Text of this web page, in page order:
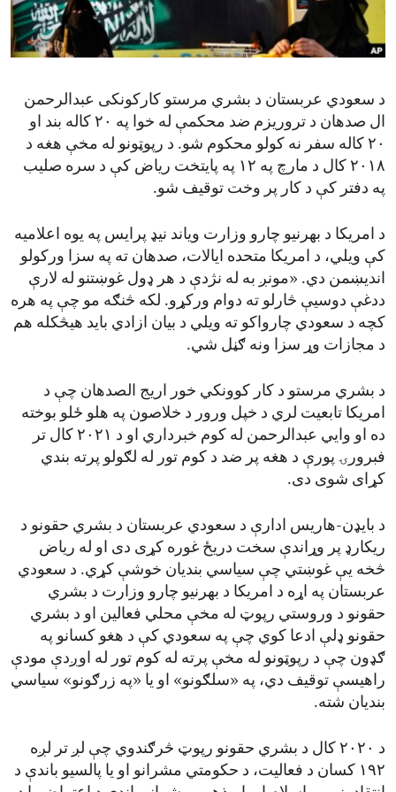
ENVIRONMENT AND HEALTH
IDEALS AND INSTITUTIONS
د سعودي عربستان د بشري مرستو کارکونکی عبدالرحمن
ال صدهان د تروریزم ضد محکمې له خوا په ۲۰ کاله بند او
۲۰ کاله سفر نه کولو محکوم شو. د رپوټونو له مخې هغه د
۲۰۱۸ کال د مارچ په ۱۲ په پایتخت ریاض کې د سره صلیب
په دفتر کې د کار پر وخت توقیف شو.
د امریکا د بهرنیو چارو وزارت ویاند نیډ پرایس په یوه اعلامیه
کې ویلي، د امریکا متحده ایالات، صدهان ته په سزا ورکولو
اندیښمن دي. «مونږ به له نژدې د هر ډول غوښتنو له لارې
ددغې دوسیې څارلو ته دوام ورکړو. لکه څنګه مو چې په هره
کچه د سعودي چارواکو ته ویلي د بیان ازادي باید هیڅکله هم
د مجازات وړ سزا ونه ګڼل شي.
د بشري مرستو د کار کوونکي خور اریج الصدهان چې د
امریکا تابعیت لري د خپل ورور د خلاصون په هلو ځلو بوخته
ده او وایي عبدالرحمن له کوم خبرداري او د ۲۰۲۱ کال تر
فبرورۍ پورې د هغه پر ضد د کوم تور له لګولو پرته بندي
کړای شوی دی.
د بایډن-هاریس ادارې د سعودي عربستان د بشري حقونو د
ریکارډ پر وړاندې سخت دریځ غوره کړی دی او له ریاض
څخه یې غوښتي چې سیاسي بندیان خوشې کړي. د سعودي
عربستان په اړه د امریکا د بهرنیو چارو وزارت د بشري
حقونو د وروستي رپوټ له مخې محلي فعالین او د بشري
حقونو ډلې ادعا کوي چې په سعودي کې د هغو کسانو په
ګډون چې د رپوټونو له مخې پرته له کوم تور له اوږدې مودې
راهیسې توقیف دي، په «سلګونو» او یا «په زرګونو» سیاسي
بندیان شته.
د ۲۰۲۰ کال د بشري حقونو رپوټ څرګندوي چې لږ تر لږه
۱۹۲ کسان د فعالیت، د حکومتي مشرانو او یا پالسیو باندې د